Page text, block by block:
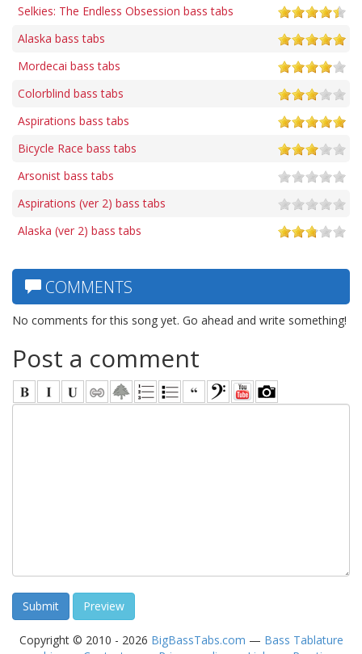
Selkies: The Endless Obsession bass tabs
Alaska bass tabs
Mordecai bass tabs
Colorblind bass tabs
Aspirations bass tabs
Bicycle Race bass tabs
Arsonist bass tabs
Aspirations (ver 2) bass tabs
Alaska (ver 2) bass tabs
COMMENTS
No comments for this song yet. Go ahead and write something!
Post a comment
Copyright © 2010 - 2026 BigBassTabs.com — Bass Tablature